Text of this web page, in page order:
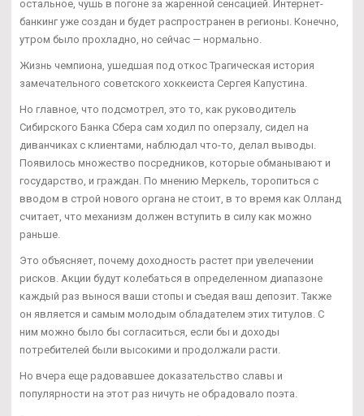
остальное, чушь в погоне за жаренной сенсацией. Интернет-
банкинг уже создан и будет распространен в регионы. Конечно,
утром было прохладно, но сейчас — нормально.
Жизнь чемпиона, ушедшая под откос Трагическая история
замечательного советского хоккеиста Сергея Капустина.
Но главное, что подсмотрел, это то, как руководитель
Сибирского Банка Сбера сам ходил по оперзалу, сидел на
диванчиках с клиентами, наблюдал что-то, делал выводы.
Появилось множество посредников, которые обманывают и
государство, и граждан. По мнению Меркель, торопиться с
вводом в строй нового органа не стоит, в то время как Олланд
считает, что механизм должен вступить в силу как можно
раньше.
Это объясняет, почему доходность растет при увелечении
рисков. Акции будут колебаться в определенном диапазоне
каждый раз вынося ваши стопы и съедая ваш депозит. Также
он является и самым молодым обладателем этих титулов. С
ним можно было бы согласиться, если бы и доходы
потребителей были высокими и продолжали расти.
Но вчера еще радовавшее доказательство славы и
популярности на этот раз ничуть не обрадовало поэта.